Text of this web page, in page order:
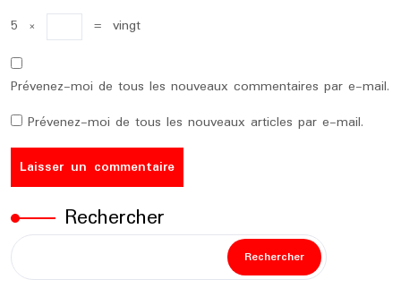
5 × = vingt
Prévenez-moi de tous les nouveaux commentaires par e-mail.
Prévenez-moi de tous les nouveaux articles par e-mail.
Rechercher
Rechercher